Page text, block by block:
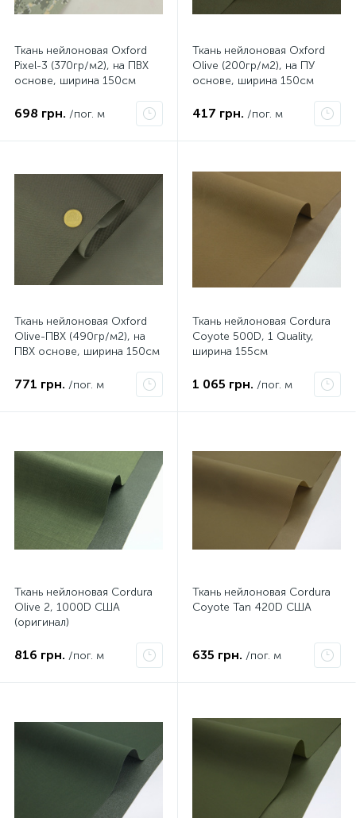
Ткань нейлоновая Oxford
Pixel-3 (370гр/м2), на ПВХ
основе, ширина 150см
698 грн. /пог. м
Ткань нейлоновая Oxford
Olive (200гр/м2), на ПУ
основе, ширина 150см
417 грн. /пог. м
Ткань нейлоновая Oxford
Olive-ПВХ (490гр/м2), на
ПВХ основе, ширина 150см
771 грн. /пог. м
Ткань нейлоновая Cordura
Coyote 500D, 1 Quality,
ширина 155см
1 065 грн. /пог. м
Ткань нейлоновая Cordura
Olive 2, 1000D США
(оригинал)
816 грн. /пог. м
Ткань нейлоновая Cordura
Coyote Tan 420D США
635 грн. /пог. м